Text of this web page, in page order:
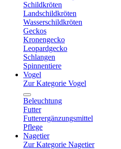
Schildkröten
Landschildkröten
Wasserschildkröten
Geckos
Kronengecko
Leopardgecko
Schlangen
Spinnentiere
Vogel
Zur Kategorie Vogel
Beleuchtung
Futter
Futterergänzungsmittel
Pflege
Nagetier
Zur Kategorie Nagetier